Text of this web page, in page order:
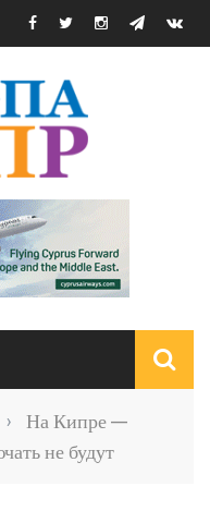
›
На Кипре —
не будут